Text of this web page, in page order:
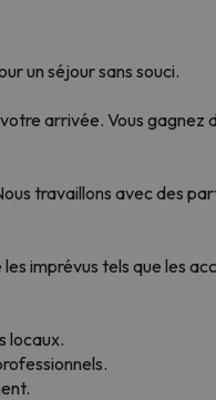
un séjour sans souci.
arrivée. Vous gagnez
travaillons avec des
imprévus tels que les
locaux.